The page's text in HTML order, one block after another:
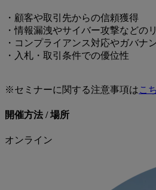
・顧客や取引先からの信頼獲得
・情報漏洩やサイバー攻撃などの
・コンプライアンス対応やガバナ
・入札・取引条件での優位性
※セミナーに関する注意事項はこ
開催方法 / 場所
オンライン